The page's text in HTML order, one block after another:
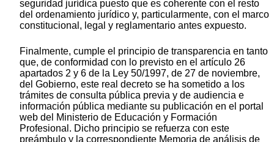
seguridad jurídica puesto que es coherente con el resto
del ordenamiento jurídico y, particularmente, con el marco
constitucional, legal y reglamentario antes expuesto.
Finalmente, cumple el principio de transparencia en tanto
que, de conformidad con lo previsto en el artículo 26
apartados 2 y 6 de la Ley 50/1997, de 27 de noviembre,
del Gobierno, este real decreto se ha sometido a los
trámites de consulta pública previa y de audiencia e
información pública mediante su publicación en el portal
web del Ministerio de Educación y Formación
Profesional. Dicho principio se refuerza con este
preámbulo y la correspondiente Memoria de análisis de